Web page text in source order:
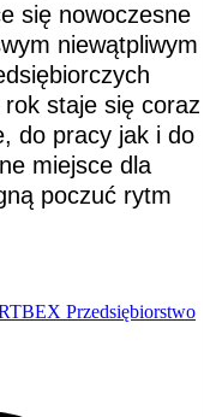
się nowoczesne
niewątpliwym
staje się coraz
do pracy jak i do
miejsce dla
poczuć rytm
Przedsiębiorstwo